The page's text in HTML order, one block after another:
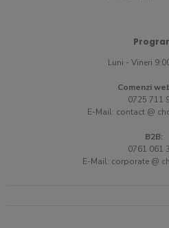
Luni - Vineri
Comenzi
0725 711
E-Mail: contact @
B2B:
0761 061
E-Mail: corporate @